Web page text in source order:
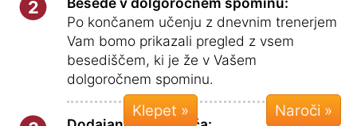
2
Po končanem učenju z dnevnim trenerjem
Vam bomo prikazali pregled z vsem
besediščem, ki je že v Vašem
dolgoročnem spominu.
Klepet »